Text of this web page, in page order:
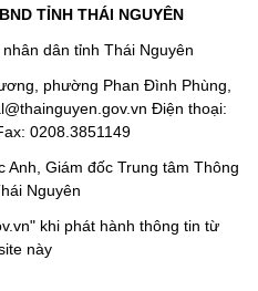
TỈNH THÁI NGUYÊN
dân tỉnh Thái Nguyên
phường Phan Đình Phùng,
Điện thoại:
0208.3851149
Giám đốc Trung tâm Thông
Nguyên
khi phát hành thông tin từ
này